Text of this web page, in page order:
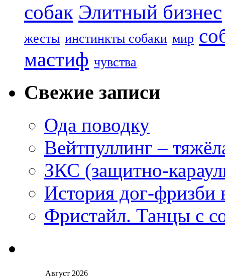
собак Элитный бизнес
жесты инстинкты собаки мир
мастиф чувства
Свежие записи
Ода поводку
Вейтпуллинг –
ЗКС (защитно-
История дог-фризби
Фристайл. Танцы с
Август 2026